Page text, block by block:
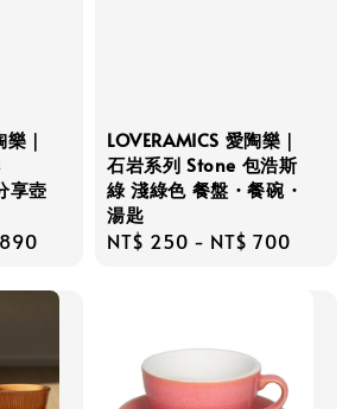
｜
享壺
LOVERAMICS 愛陶樂｜
石岩系列 Stone 包浩斯
綠 淺綠色 餐盤・餐碗・
湯匙
Regular
NT$ 250 - NT$ 700